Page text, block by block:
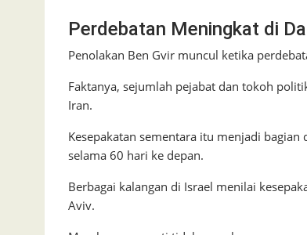
Perdebatan Meningkat di
Penolakan Ben Gvir muncul ketika
Faktanya, sejumlah pejabat dan tokoh
Iran.
Kesepakatan sementara itu menjadi
selama 60 hari ke depan.
Berbagai kalangan di Israel menilai
Aviv.